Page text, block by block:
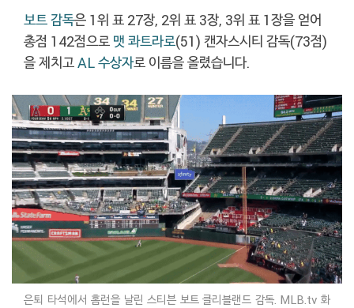
보트 감독은 1위 표 27장, 2위 표 3장, 3위 표 1장을 얻어
총점 142점으로 맷 콰트라로(51) 캔자스시티 감독(73점)
을 제치고AL 수상자로 이름을 올렸습니다.
은퇴 타석에서 홈런을 날린 스티븐 보트 클리블랜드 감독. MLB.tv 화